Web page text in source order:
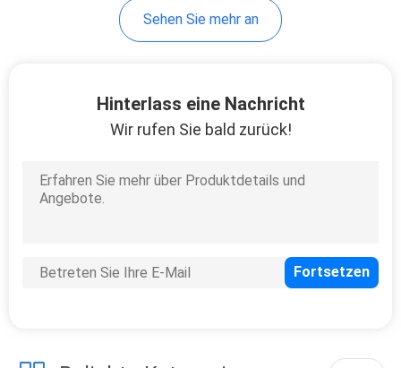
Sehen Sie mehr an
Hinterlass eine Nachricht
Wir rufen Sie bald zurück!